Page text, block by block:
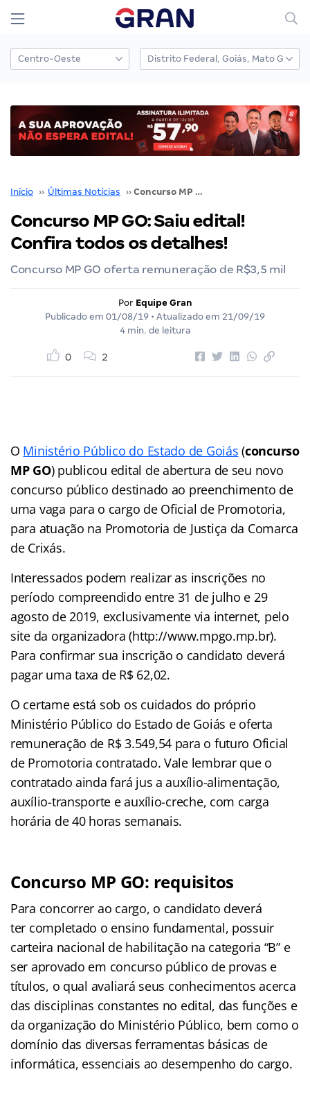
Início ›› Últimas Notícias ›› Concurso MP GO: Saiu edital! Confira todos os detalhes!
Concurso MP GO: Saiu edital!
Confira todos os detalhes!
Concurso MP GO oferta remuneração de R$3,5 mil
Por Equipe Gran
Publicado em 01/08/19 • Atualizado em 21/09/19
4 min. de leitura
0 2
O Ministério Público do Estado de Goiás (concurso
MP GO) publicou edital de abertura de seu novo
concurso público destinado ao preenchimento de
uma vaga para o cargo de Oficial de Promotoria,
para atuação na Promotoria de Justiça da Comarca
de Crixás.
Interessados podem realizar as inscrições no
período compreendido entre 31 de julho e 29
agosto de 2019, exclusivamente via internet, pelo
site da organizadora (http://www.mpgo.mp.br).
Para confirmar sua inscrição o candidato deverá
pagar uma taxa de R$ 62,02.
O certame está sob os cuidados do próprio
Ministério Público do Estado de Goiás e oferta
remuneração de R$ 3.549,54 para o futuro Oficial
de Promotoria contratado. Vale lembrar que o
contratado ainda fará jus a auxílio-alimentação,
auxílio-transporte e auxílio-creche, com carga
horária de 40 horas semanais.
Concurso MP GO: requisitos
Para concorrer ao cargo, o candidato deverá
ter completado o ensino fundamental, possuir
carteira nacional de habilitação na categoria “B” e
ser aprovado em concurso público de provas e
títulos, o qual avaliará seus conhecimentos acerca
das disciplinas constantes no edital, das funções e
da organização do Ministério Público, bem como o
domínio das diversas ferramentas básicas de
informática, essenciais ao desempenho do cargo.